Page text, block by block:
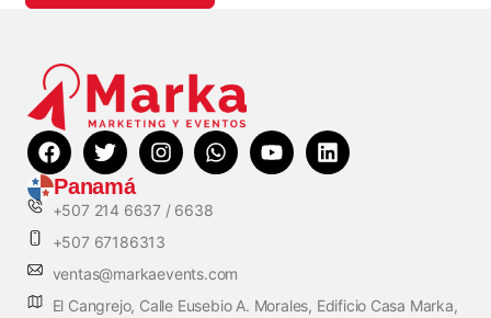
Panamá
+507 214 6637 / 6638
+507 67186313
ventas@markaevents.com
El Cangrejo, Calle Eusebio A. Morales, Edificio Casa Marka,